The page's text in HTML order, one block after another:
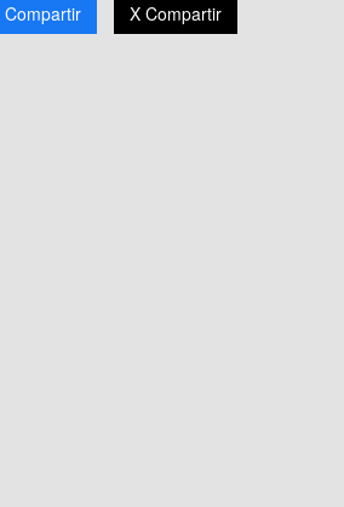
Compartir X Compartir